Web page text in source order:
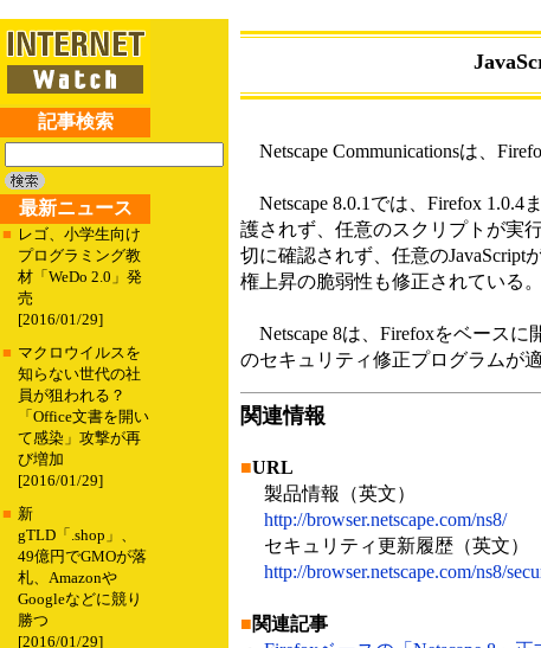
記事検索
最新ニュース
■ レゴ、小学生向け
プログラミング教
材「WeDo 2.0」発
売
[2016/01/29]
■ マクロウイルスを
知らない世代の社
員が狙われる？
「Office文書を開い
て感染」攻撃が再
び増加
[2016/01/29]
■ 新
gTLD「.shop」、
49億円でGMOが落
札、Amazonや
Googleなどに競り
勝つ
[2016/01/29]
Netscape Communicationsは、
Netscape 8.0.1では、Firefox
護されず、任意のスクリプトが実
切に確認されず、任意の
権上昇の脆弱性も修正されている。
Netscape 8は、Firefoxをベース
のセキュリティ修正プログラムが
関連情報
■URL
製品情報（英文）
http://browser.netscape.com/ns8/
セキュリティ更新履歴（英文）
http://browser.netscape.com/ns8/
■関連記事